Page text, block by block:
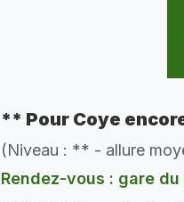
** Pour Coye
(Niveau : ** - allure
Rendez-vous : gare du